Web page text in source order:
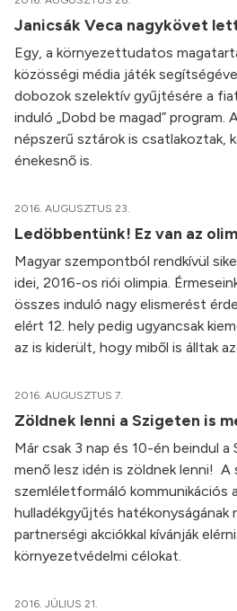
Janicsák Veca nagykövet
Egy, a környezettudatos
közösségi média játék
dobozok szelektív gyűjtésére a
induló „Dobd be magad” program.
népszerű sztárok is csatlakoztak,
énekesnő is.
2016. AUGUSZTUS 23.
Ledöbbentünk! Ez van az
Magyar szempontból rendkívül
idei, 2016-os riói olimpia.
összes induló nagy elismerést
elért 12. hely pedig ugyancsak
az is kiderült, hogy miből is álltak
2016. AUGUSZTUS 7.
Zöldnek lenni a Szigeten is
Már csak 3 nap és 10-én beindul
menő lesz idén is zöldnek lenni! A
szemléletformáló kommunikációs
hulladékgyűjtés hatékonyságának
partnerségi akciókkal kívánják
környezetvédelmi célokat.
2016. JÚLIUS 21.